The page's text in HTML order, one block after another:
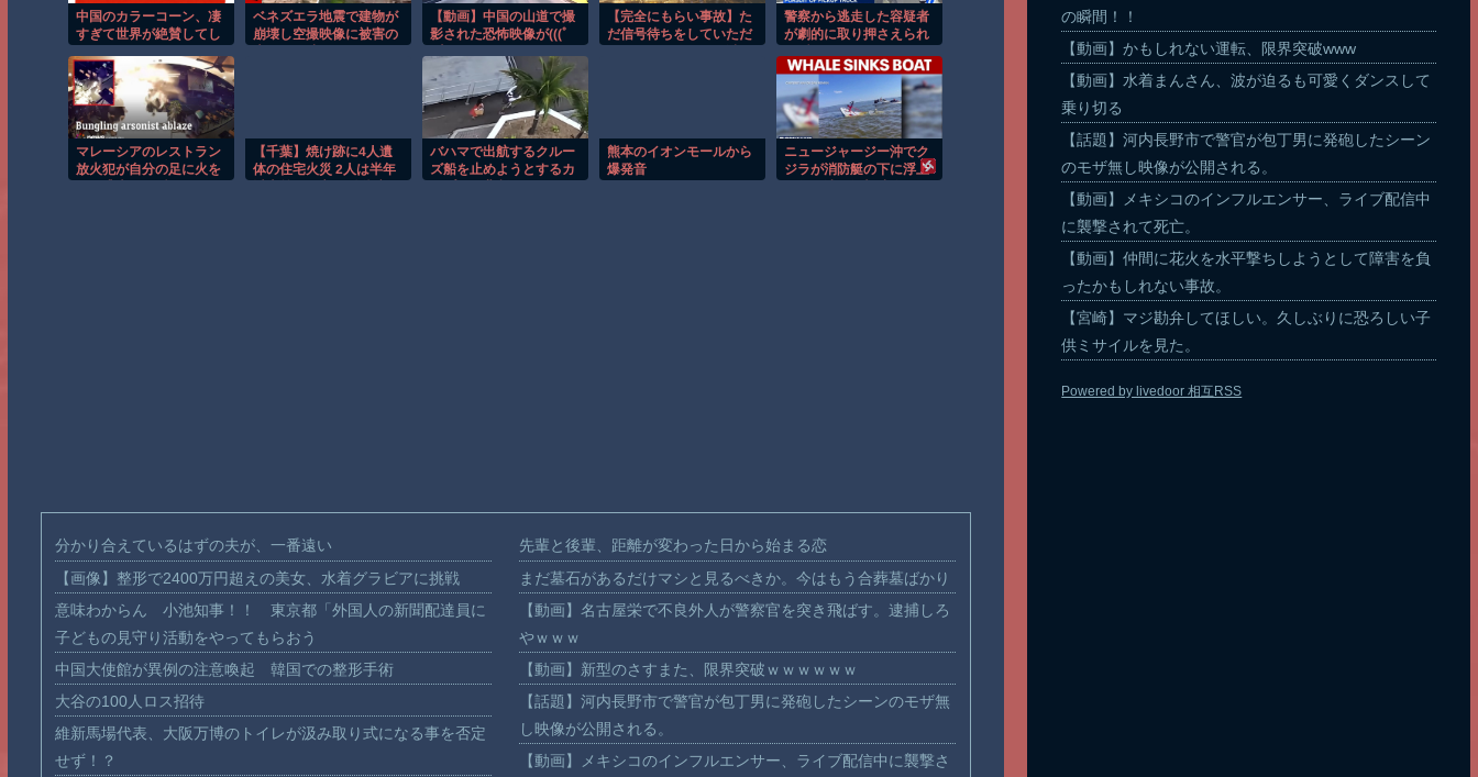
中国のカラーコーン、凄
すぎて世界が絶賛してし
ベネズエラ地震で建物が
崩壊し空撮映像に被害の
【動画】中国の山道で撮
影された恐怖映像が(((ﾟ
【完全にもらい事故】た
だ信号待ちをしていただ
警察から逃走した容疑者
が劇的に取り押さえられ
マレーシアのレストラン
放火犯が自分の足に火を
【千葉】焼け跡に4人遺
体の住宅火災 2人は半年
バハマで出航するクルー
ズ船を止めようとするカ
熊本のイオンモールから
爆発音
ニュージャージー沖でク
ジラが消防艇の下に浮上
分かり合えているはずの夫が、一番遠い
【画像】整形で2400万円超えの美女、水着グラビアに挑戦
意味わからん 小池知事！！ 東京都「外国人の新聞配達員に
子どもの見守り活動をやってもらおう
中国大使館が異例の注意喚起 韓国での整形手術
大谷の100人ロス招待
維新馬場代表、大阪万博のトイレが汲み取り式になる事を否定
せず！？
先輩と後輩、距離が変わった日から始まる恋
まだ墓石があるだけマシと見るべきか。今はもう合葬墓ばかり
【動画】名古屋栄で不良外人が警察官を突き飛ばす。逮捕しろ
やｗｗｗ
【動画】新型のさすまた、限界突破ｗｗｗｗｗｗ
【話題】河内長野市で警官が包丁男に発砲したシーンのモザ無
し映像が公開される。
【動画】メキシコのインフルエンサー、ライブ配信中に襲撃さ
の瞬間！！
【動画】かもしれない運転、限界突破www
【動画】水着まんさん、波が迫るも可愛くダンスして
乗り切る
【話題】河内長野市で警官が包丁男に発砲したシーン
のモザ無し映像が公開される。
【動画】メキシコのインフルエンサー、ライブ配信中
に襲撃されて死亡。
【動画】仲間に花火を水平撃ちしようとして障害を負
ったかもしれない事故。
【宮崎】マジ勘弁してほしい。久しぶりに恐ろしい子
供ミサイルを見た。
Powered by livedoor 相互RSS